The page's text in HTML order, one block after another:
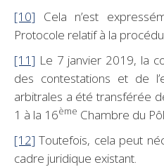
[10] Cela n’est
Protocole relatif à la
[11] Le 7 janvier 2019, la
des contestations et de
arbitrales a été transférée
1 à la 16ème Chambre du
[12] Toutefois, cela peut
cadre juridique existant.